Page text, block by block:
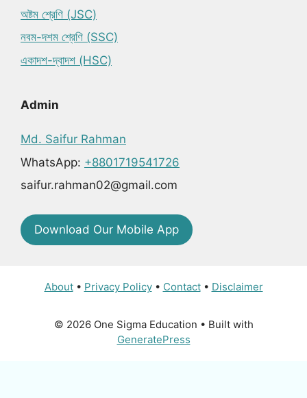
অষ্টম শ্রেণি (JSC)
নবম-দশম শ্রেণি (SSC)
একাদশ-দ্বাদশ (HSC)
Admin
Md. Saifur Rahman
WhatsApp: +8801719541726
saifur.rahman02@gmail.com
Download Our Mobile App
About• Privacy Policy• Contact• Disclaimer
© 2026 One Sigma Education • Built with
GeneratePress